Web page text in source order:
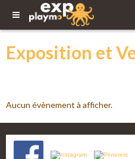
Exposition et
Aucun évènement à afficher.